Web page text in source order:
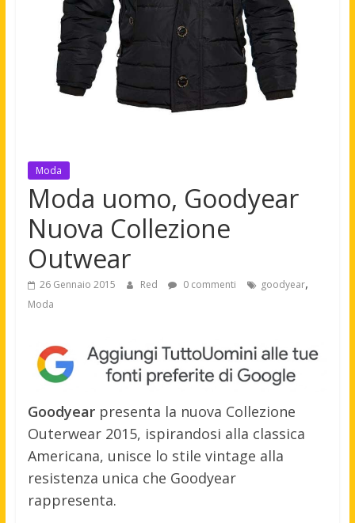
Moda
Moda uomo, Goodyear
Nuova Collezione
Outwear
26 Gennaio 2015 Red 0 commenti goodyear,
Moda
Goodyearpresenta la nuova Collezione
Outerwear 2015, ispirandosi alla classica
Americana, unisce lo stile vintage alla
resistenza unica che Goodyear
rappresenta.